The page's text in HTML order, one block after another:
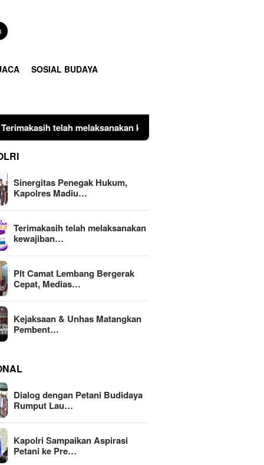
SOSIAL BUDAYA
kewajiban perpajakan daerah tepat waktu dengan
Sinergitas Penegak Hukum,
Kapolres Madiu…
Terimakasih telah melaksanakan
kewajiban…
Plt Camat Lembang Bergerak
Cepat, Medias…
Kejaksaan & Unhas Matangkan
Pembent…
Dialog dengan Petani Budidaya
Rumput Lau…
Kapolri Sampaikan Aspirasi
Petani ke Pre…